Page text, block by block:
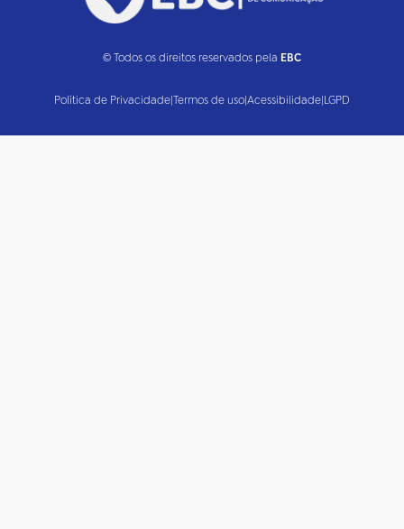
© Todos os direitos reservados pela EBC
Política de Privacidade|Termos de uso|Acessibilidade|LGPD